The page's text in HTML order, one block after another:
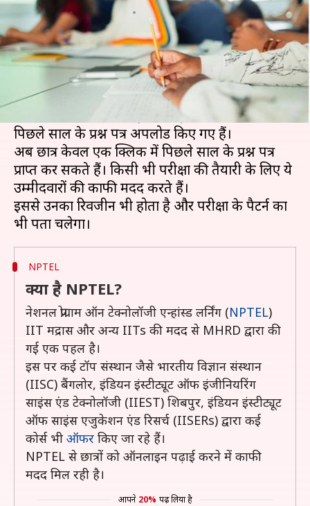
मोना दीक्षित May 19, 2020 09:40 pm
क्या है खबर?
ग्रेजुएट एप्टीट्यूड टेस्ट इन इंजीनियरिंग (GATE) की तैयारी
करने वाले उम्मीदवारों की मदद करने के लिए मानव
संसाधन विकास मंत्रालय (MHRD) के NPTEL पर
पिछले साल के प्रश्न पत्र अपलोड किए गए हैं।
अब छात्र केवल एक क्लिक में पिछले साल के प्रश्न पत्र
प्राप्त कर सकते हैं। किसी भी परीक्षा की तैयारी के लिए ये
उम्मीदवारों की काफी मदद करते हैं।
इससे उनका रिवजीन भी होता है और परीक्षा के पैटर्न का
NPTEL
क्या है NPTEL?
नेशनल प्रोग्राम ऑन टेक्नोलॉजी एन्हांस्ड लर्निंग (NPTEL)
IIT मद्रास और अन्य IITs की मदद से MHRD द्वारा की
गई एक पहल है।
इस पर कई टॉप संस्थान जैसे भारतीय विज्ञान संस्थान
(IISC) बैंगलोर, इंडियन इंस्टीट्यूट ऑफ इंजीनियरिंग
साइंस एंड टेक्नोलॉजी (IIEST) शिबपुर, इंडियन इंस्टीट्यूट
ऑफ साइंस एजुकेशन एंड रिसर्च (IISERs) द्वारा कई
कोर्स भी ऑफर किए जा रहे हैं।
NPTEL से छात्रों को ऑनलाइन पढ़ाई करने में काफी
मदद मिल रही है।
आपने 20% पढ़ लिया है